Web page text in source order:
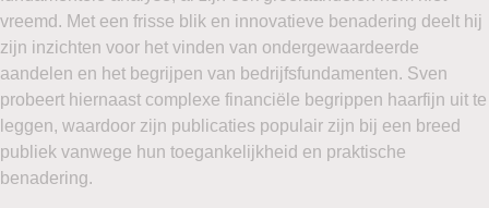
vreemd. Met een frisse blik en innovatieve benadering deelt hij
zijn inzichten voor het vinden van ondergewaardeerde
aandelen en het begrijpen van bedrijfsfundamenten. Sven
probeert hiernaast complexe financiële begrippen haarfijn uit te
leggen, waardoor zijn publicaties populair zijn bij een breed
publiek vanwege hun toegankelijkheid en praktische
benadering.